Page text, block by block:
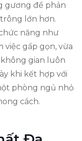
gương để phản
lớn hơn.
năng như
việc gấp gọn, vừa
gian luôn
khi kết hợp với
phòng ngủ nhỏ
cách.